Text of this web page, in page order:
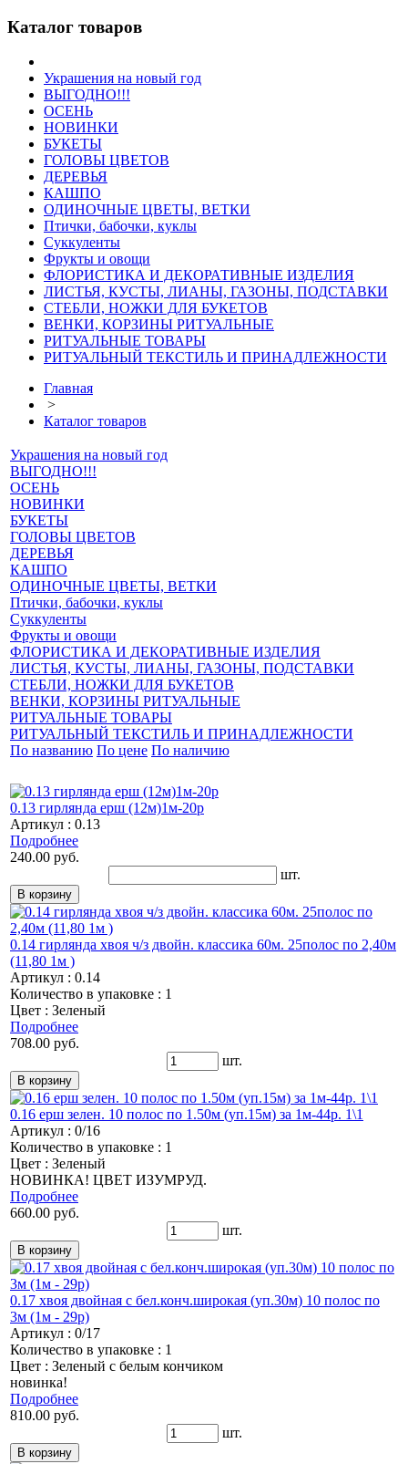
Каталог товаров
Украшения на новый год
ВЫГОДНО!!!
ОСЕНЬ
НОВИНКИ
БУКЕТЫ
ГОЛОВЫ ЦВЕТОВ
ДЕРЕВЬЯ
КАШПО
ОДИНОЧНЫЕ ЦВЕТЫ, ВЕТКИ
Птички, бабочки, куклы
Суккуленты
Фрукты и овощи
ФЛОРИСТИКА И ДЕКОРАТИВНЫЕ ИЗДЕЛИЯ
ЛИСТЬЯ, КУСТЫ, ЛИАНЫ, ГАЗОНЫ, ПОДСТАВКИ
СТЕБЛИ, НОЖКИ ДЛЯ БУКЕТОВ
ВЕНКИ, КОРЗИНЫ РИТУАЛЬНЫЕ
РИТУАЛЬНЫЕ ТОВАРЫ
РИТУАЛЬНЫЙ ТЕКСТИЛЬ И ПРИНАДЛЕЖНОСТИ
Главная
>
Каталог товаров
Украшения на новый год
ВЫГОДНО!!!
ОСЕНЬ
НОВИНКИ
БУКЕТЫ
ГОЛОВЫ ЦВЕТОВ
ДЕРЕВЬЯ
КАШПО
ОДИНОЧНЫЕ ЦВЕТЫ, ВЕТКИ
Птички, бабочки, куклы
Суккуленты
Фрукты и овощи
ФЛОРИСТИКА И ДЕКОРАТИВНЫЕ ИЗДЕЛИЯ
ЛИСТЬЯ, КУСТЫ, ЛИАНЫ, ГАЗОНЫ, ПОДСТАВКИ
СТЕБЛИ, НОЖКИ ДЛЯ БУКЕТОВ
ВЕНКИ, КОРЗИНЫ РИТУАЛЬНЫЕ
РИТУАЛЬНЫЕ ТОВАРЫ
РИТУАЛЬНЫЙ ТЕКСТИЛЬ И ПРИНАДЛЕЖНОСТИ
По названию По цене По наличию
0.13 гирлянда ерш (12м)1м-20р
Артикул : 0.13
Подробнее
240.00 руб.
шт.
0.14 гирлянда хвоя ч/з двойн. классика 60м. 25полос по 2,40м
(11,80 1м )
Артикул : 0.14
Количество в упаковке : 1
Цвет : Зеленый
Подробнее
708.00 руб.
шт.
0.16 ерш зелен. 10 полос по 1.50м (уп.15м) за 1м-44р. 1\1
Артикул : 0/16
Количество в упаковке : 1
Цвет : Зеленый
НОВИНКА! ЦВЕТ ИЗУМРУД.
Подробнее
660.00 руб.
шт.
0.17 хвоя двойная с бел.конч.широкая (уп.30м) 10 полос по
3м (1м - 29р)
Артикул : 0/17
Количество в упаковке : 1
Цвет : Зеленый с белым кончиком
новинка!
Подробнее
810.00 руб.
шт.